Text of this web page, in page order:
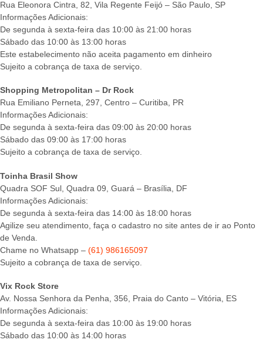
Rua Eleonora Cintra, 82, Vila Regente Feijó – São Paulo, SP
Informações Adicionais:
De segunda à sexta-feira das 10:00 às 21:00 horas
Sábado das 10:00 às 13:00 horas
Este estabelecimento não aceita pagamento em dinheiro
Sujeito a cobrança de taxa de serviço.
Shopping Metropolitan – Dr Rock
Rua Emiliano Perneta, 297, Centro – Curitiba, PR
Informações Adicionais:
De segunda à sexta-feira das 09:00 às 20:00 horas
Sábado das 09:00 às 17:00 horas
Sujeito a cobrança de taxa de serviço.
Toinha Brasil Show
Quadra SOF Sul, Quadra 09, Guará – Brasília, DF
Informações Adicionais:
De segunda à sexta-feira das 14:00 às 18:00 horas
Agilize seu atendimento, faça o cadastro no site antes de ir ao Ponto
de Venda.
Chame no Whatsapp – (61) 986165097
Sujeito a cobrança de taxa de serviço.
Vix Rock Store
Av. Nossa Senhora da Penha, 356, Praia do Canto – Vitória, ES
Informações Adicionais:
De segunda à sexta-feira das 10:00 às 19:00 horas
Sábado das 10:00 às 14:00 horas